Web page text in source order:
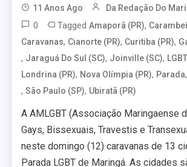
11 Anos Ago Da Redação Do
0 TaggedAmaporã (PR),
Caravanas, Cianorte (PR), Curitiba (PR),
, Jaraguá Do Sul (SC), Joinville (SC),
Londrina (PR), Nova Olímpia (PR), Parada,
,São Paulo (SP), Ubiratã (PR)
A AMLGBT (Associação Maringaense
Gays, Bissexuais, Travestis e
neste domingo (12) caravanas de 13
Parada LGBT de Maringá. As cidades